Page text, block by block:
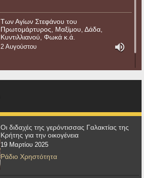
Των Αγίων Στεφάνου του
Πρωτομάρτυρος, Μαξίμου, Δάδα,
Κυντιλλιανού, Φωκά κ.ά.
2 Αυγούστου
Οι διδαχές της γερόντισσας Γαλακτίας της
Κρήτης για την οικογένεια
19 Μαρτίου 2025
Ράδιο Χρηστότητα